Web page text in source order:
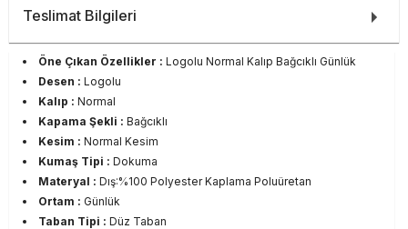
Teslimat Bilgileri
Öne Çıkan Özellikler : Logolu Normal Kalıp Bağcıklı Günlük
Desen : Logolu
Kalıp : Normal
Kapama Şekli : Bağcıklı
Kesim : Normal Kesim
Kumaş Tipi : Dokuma
Materyal : Dış:%100 Polyester Kaplama Poluüretan
Ortam : Günlük
Taban Tipi : Düz Taban